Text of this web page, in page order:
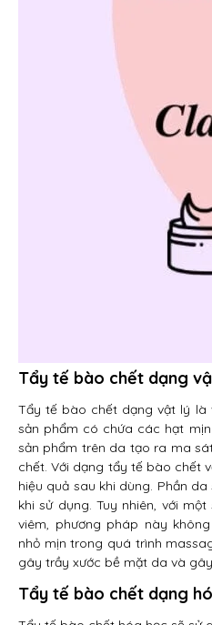
Tẩy tế bào chết dạng
Tẩy tế bào chết dạng vật lý là
sản phẩm có chứa các hạt
sản phẩm trên da tạo ra ma
chết. Với dạng tẩy tế bào chết
hiệu quả sau khi dùng. Phần
khi sử dụng. Tuy nhiên, với
viêm, phương pháp này
nhỏ mịn trong quá trình
gây trầy xước bề mặt da và
Tẩy tế bào chết dạng